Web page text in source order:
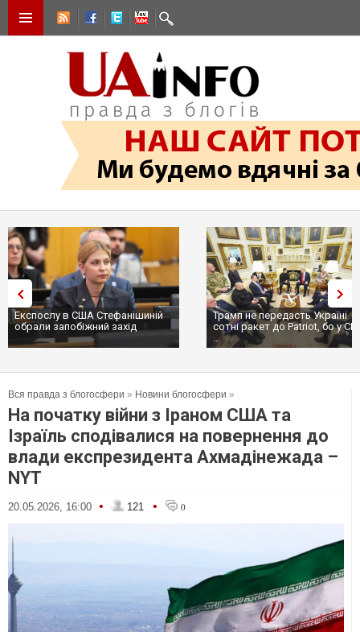
Експослу в США Стефанішиній
обрали запобіжний захід
Трамп не передасть Україні
сотні ракет до Patriot, бо у
...
Вся правда з блогосфери » Новини блогосфери »
На початку війни з Іраном США та
Ізраїль сподівалися на повернення до
влади експрезидента Ахмадінежада –
NYT
20.05.2026, 16:00 • 121 • 0